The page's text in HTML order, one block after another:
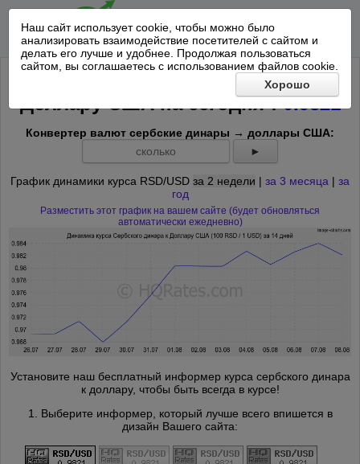
Наш сайт использует cookie, чтобы можно было
анализировать взаимодействие посетителей с сайтом и
делать его лучше и удобнее. Продолжая пользоваться
сайтом, вы соглашаетесь с использованием файлов cookie.
Хорошо
Курс 100 Сербский динар к
Доллару США насегодня*:0.9821
Конвертер валют сербские динары → доллары США:
►
График динамики курса RSD/USD за 2 недели | за 3 месяца | за
год
Разместить этот график на вашем сайте (будет обновляться
автоматически ежедневно)
Установите наш бесплатный информер курса сербского динара
к доллару, чтобы быть всегда в курсе!
1. Выберите информер, который лучше всего впишется в
дизайн Вашего сайта: